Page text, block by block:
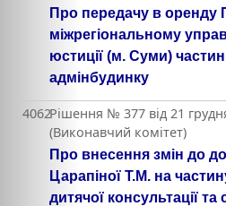
Про передачу в оренду
міжрегіональному
юстиції (м. Суми)
адмінбудинку
4062Рішення № 377 від 21
(Виконавчий комітет)
Про внесення змін до
Царапіної Т.М. на
дитячої консультації та